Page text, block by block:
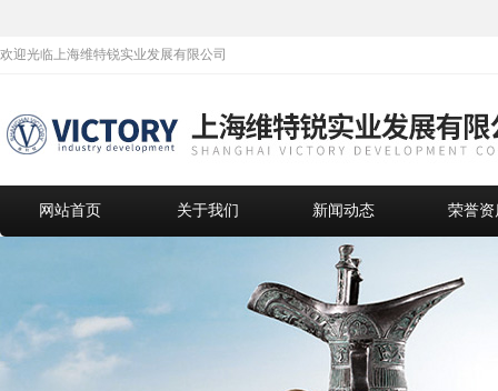
欢迎光临上海维特锐实业发展有限公司
网站首页 关于我们 新闻动态 荣誉资